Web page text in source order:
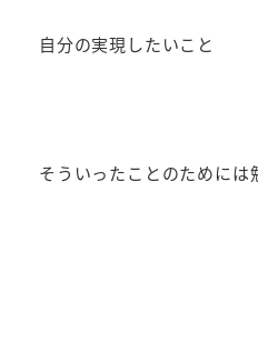
自分の実現したいこと
そういったことのためには